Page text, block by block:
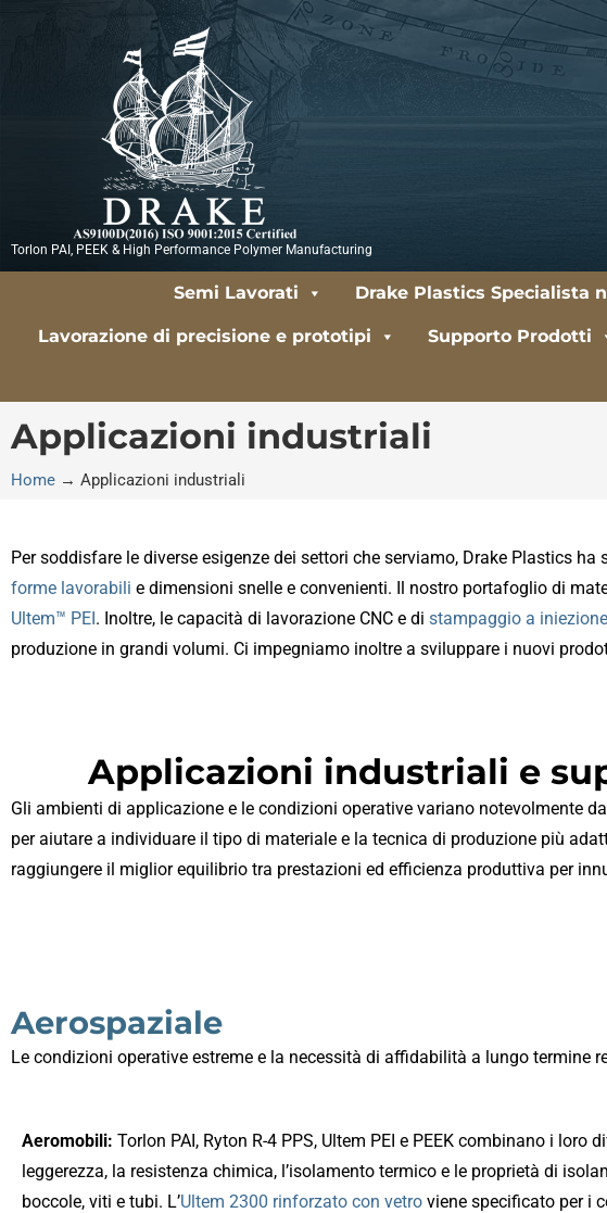
Torlon PAI, PEEK & High Performance Polymer Manufacturing
Semi Lavorati Drake Plastics Specialista
Lavorazione di precisione e prototipi Supporto Prodotti
Applicazioni industriali
Home → Applicazioni industriali
Per soddisfare le diverse esigenze dei settori che serviamo, Drake Plastics
forme lavorabili e dimensioni snelle e convenienti. Il nostro portafoglio di
Ultem™ PEI. Inoltre, le capacità di lavorazione CNC e di stampaggio a iniezione
produzione in grandi volumi. Ci impegniamo inoltre a sviluppare i nuovi
Applicazioni industriali e
Gli ambienti di applicazione e le condizioni operative variano notevolmente
per aiutare a individuare il tipo di materiale e la tecnica di produzione più
raggiungere il miglior equilibrio tra prestazioni ed efficienza produttiva per
Aerospaziale
Le condizioni operative estreme e la necessità di affidabilità a lungo
Aeromobili: Torlon PAI, Ryton R-4 PPS, Ultem PEI e PEEK combinano i loro
leggerezza, la resistenza chimica, l’isolamento termico e le proprietà di
boccole, viti e tubi. L’Ultem 2300 rinforzato con vetro viene specificato per i